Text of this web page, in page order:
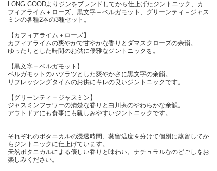
LONG GOODよりジンをブレンドしてから仕上げたジントニック、カ
フィアライム＋ローズ、黒文字＋ベルガモット、グリーンティ＋ジャス
ミンの各種2本の3種セット。
【カフィアライム＋ローズ】
カフィアライムの爽やかで甘やかな香りとダマスクローズの余韻。
ゆったりとした時間のお供に優雅なジントニックを。
【黒文字＋ベルガモット】
ベルガモットのハツラツとした爽やかさに黒文字の余韻。
リフレッシングタイムのお供にキレの良いジントニックです。
【グリーンティ＋ジャスミン】
ジャスミンフラワーの清楚な香りと白川茶のやわらかな余韻。
アウトドアにも食事にも親しみやすいジントニックです。
それぞれのボタニカルの浸透時間、蒸留温度を分けて個別に蒸留してか
らジントニックに仕上げています。
天然ボタニカルによる優しい香りと味わい。ナチュラルなのどごしをお
楽しみください。